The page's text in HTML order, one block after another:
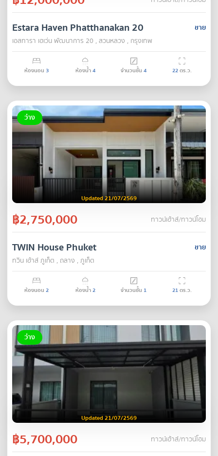
ขาย
Estara Haven Phatthanakan 20
เอสทารา เฮเว่น พัฒนาการ 20 , สวนหลวง , กรุงเทพ
ห้องนอน 3 ห้องน้ำ4 จำนวนชั้น 4 22ตร.ว.
ว่าง
Updated 21/07/2569
฿2,750,000 ทาวน์เฮ้าส์/ทาวน์โฮม
ขาย
TWIN House Phuket​
ทวิน เฮ้าส์ ภูเก็ต , ถลาง , ภูเก็ต
ห้องนอน 2 ห้องน้ำ2 จำนวนชั้น 1 21ตร.ว.
ว่าง
Updated 21/07/2569
฿5,700,000 ทาวน์เฮ้าส์/ทาวน์โฮม